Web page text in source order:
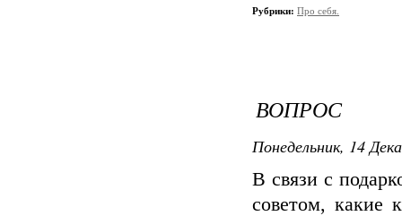
Рубрики: Про себя.
ВОПРОС
Понедельник, 14
В связи с
советом, какие